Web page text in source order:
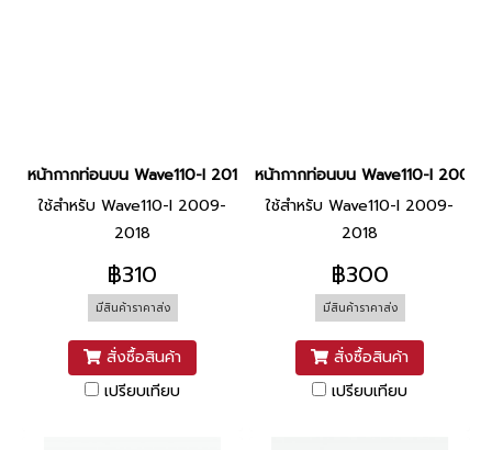
หน้ากากท่อนบน Wave110-I 2011 แท้ HONDA [NHA87P ขาว]
ใช้สำหรับ Wave110-I 2009-
2018
฿310
มีสินค้าราคาส่ง
สั่งซื้อสินค้า
เปรียบเทียบ
หน้ากากท่อนบน Wave110-I 2009-
ใช้สำหรับ Wave110-I 2009-
2018
฿300
มีสินค้าราคาส่ง
สั่งซื้อสินค้า
เปรียบเทียบ